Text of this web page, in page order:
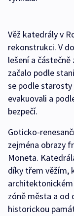
Věž katedrály v
rekonstrukci. V
lešení a
začalo podle
se podle starosty
evakuovali a
bezpečí.
Goticko-
zejména obrazy
Moneta.
díky třem věžím,
architektonickém
zóně města a od
historickou